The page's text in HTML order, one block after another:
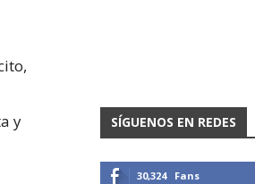
y
SÍGUENOS EN REDES
30,324 Fans